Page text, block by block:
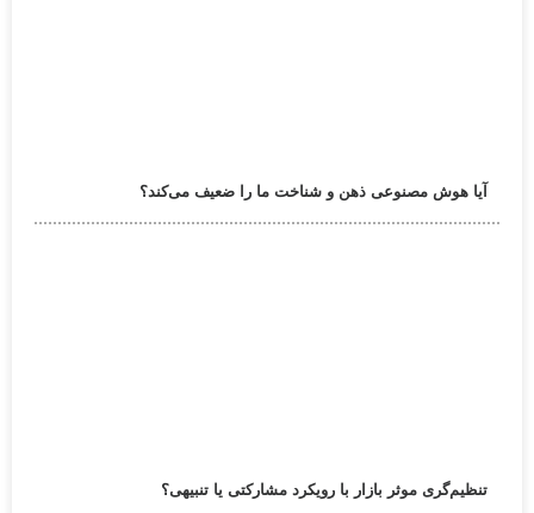
آیا هوش مصنوعی ذهن و شناخت ما را ضعیف می‌کند؟
تنظیم‌گری موثر بازار با رویکرد مشارکتی یا تنبیهی؟